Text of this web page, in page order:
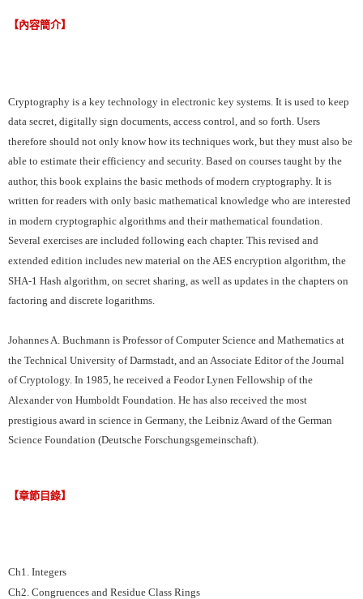
【內容簡介】
Cryptography is a key technology in electronic key systems. It is used to keep
data secret, digitally sign documents, access control, and so forth. Users
therefore should not only know how its techniques work, but they must also be
able to estimate their efficiency and security. Based on courses taught by the
author, this book explains the basic methods of modern cryptography. It is
written for readers with only basic mathematical knowledge who are interested
in modern cryptographic algorithms and their mathematical foundation.
Several exercises are included following each chapter. This revised and
extended edition includes new material on the AES encryption algorithm, the
SHA-1 Hash algorithm, on secret sharing, as well as updates in the chapters on
factoring and discrete logarithms.
Johannes A. Buchmann is Professor of Computer Science and Mathematics at
the Technical University of Darmstadt, and an Associate Editor of the Journal
of Cryptology. In 1985, he received a Feodor Lynen Fellowship of the
Alexander von Humboldt Foundation. He has also received the most
prestigious award in science in Germany, the Leibniz Award of the German
Science Foundation (Deutsche Forschungsgemeinschaft).
【章節目錄】
Ch1. Integers
Ch2. Congruences and Residue Class Rings